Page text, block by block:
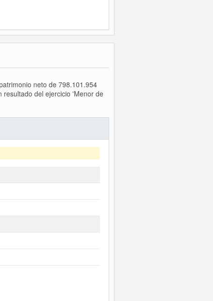
neto de 798.101.954
del ejercicio 'Menor de